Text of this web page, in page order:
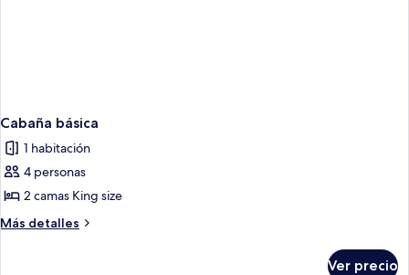
Cabaña básica
1 habitación
4 personas
2 camas King size
Más detalles
Más
Ver precio